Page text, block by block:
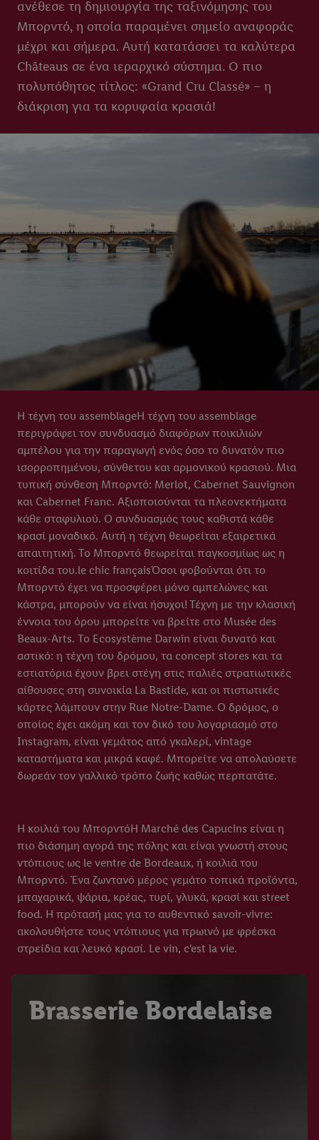
ανέθεσε τη δημιουργία της ταξινόμησης του
Μπορντό, η οποία παραμένει σημείο αναφοράς
μέχρι και σήμερα. Αυτή κατατάσσει τα καλύτερα
Châteaus σε ένα ιεραρχικό σύστημα. Ο πιο
πολυπόθητος τίτλος: «Grand Cru Classé» – η
διάκριση για τα κορυφαία κρασιά!
Η τέχνη του assemblageΗ τέχνη του assemblage
περιγράφει τον συνδυασμό διαφόρων ποικιλιών
αμπέλου για την παραγωγή ενός όσο το δυνατόν πιο
ισορροπημένου, σύνθετου και αρμονικού κρασιού. Μια
τυπική σύνθεση Μπορντό: Merlot, Cabernet Sauvignon
και Cabernet Franc. Αξιοποιούνται τα πλεονεκτήματα
κάθε σταφυλιού. Ο συνδυασμός τους καθιστά κάθε
κρασί μοναδικό. Αυτή η τέχνη θεωρείται εξαιρετικά
απαιτητική. Το Μπορντό θεωρείται παγκοσμίως ως η
κοιτίδα του.le chic françaisΌσοι φοβούνται ότι το
Μπορντό έχει να προσφέρει μόνο αμπελώνες και
κάστρα, μπορούν να είναι ήσυχοι! Τέχνη με την κλασική
έννοια του όρου μπορείτε να βρείτε στο Musée des
Beaux-Arts. Το Ecosystème Darwin είναι δυνατό και
αστικό: η τέχνη του δρόμου, τα concept stores και τα
εστιατόρια έχουν βρει στέγη στις παλιές στρατιωτικές
αίθουσες στη συνοικία La Bastide, και οι πιστωτικές
κάρτες λάμπουν στην Rue Notre-Dame. Ο δρόμος, ο
οποίος έχει ακόμη και τον δικό του λογαριασμό στο
Instagram, είναι γεμάτος από γκαλερί, vintage
καταστήματα και μικρά καφέ. Μπορείτε να απολαύσετε
δωρεάν τον γαλλικό τρόπο ζωής καθώς περπατάτε.
Η κοιλιά του ΜπορντόΗ Marché des Capucins είναι η
πιο διάσημη αγορά της πόλης και είναι γνωστή στους
ντόπιους ως le ventre de Bordeaux, ή κοιλιά του
Μπορντό. Ένα ζωντανό μέρος γεμάτο τοπικά προϊόντα,
μπαχαρικά, ψάρια, κρέας, τυρί, γλυκά, κρασί και street
food. Η πρότασή μας για το αυθεντικό savoir-vivre:
ακολουθήστε τους ντόπιους για πρωινό με φρέσκα
στρείδια και λευκό κρασί. Le vin, c'est la vie.
Brasserie Bordelaise